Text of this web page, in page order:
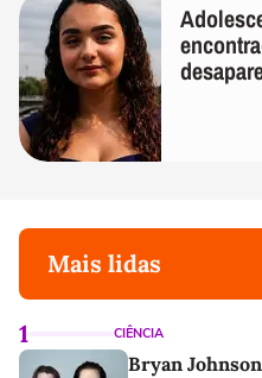
Mais lidas
1 CIÊNCIA
Bryan